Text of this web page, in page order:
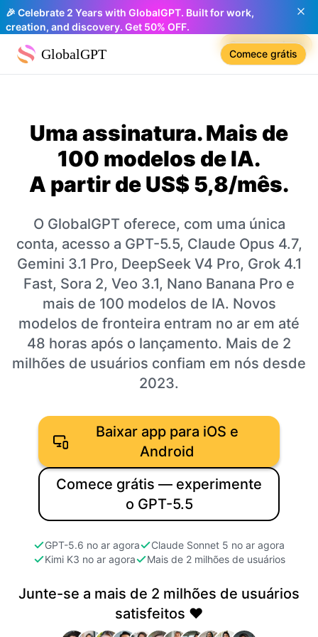
🎉 Celebrate 2 Years with GlobalGPT. Built for work,
creation, and discovery. Get 50% OFF.
Compare plans
GlobalGPT Comece grátis
Uma assinatura. Mais de
100 modelos de IA.
A partir de US$ 5,8/mês.
O GlobalGPT oferece, com uma única
conta, acesso a GPT-5.5, Claude Opus 4.7,
Gemini 3.1 Pro, DeepSeek V4 Pro, Grok 4.1
Fast, Sora 2, Veo 3.1, Nano Banana Pro e
mais de 100 modelos de IA. Novos
modelos de fronteira entram no ar em até
48 horas após o lançamento. Mais de 2
milhões de usuários confiam em nós desde
2023.
Baixar app para iOS e
Android
Comece grátis — experimente
o GPT-5.5
GPT-5.6 no ar agora
Claude Sonnet 5 no ar agora
Kimi K3 no ar agora
Mais de 2 milhões de usuários
Junte-se a mais de 2 milhões de usuários
satisfeitos ❤️